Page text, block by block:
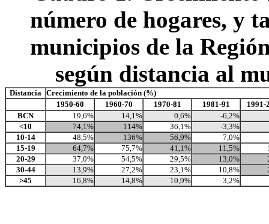
número de hogares, y
municipios de la
según distancia al
Distancia Crecimiento de la población (%)
1950-60
1960-70 1970-81 1981-91
1991-
BCN
19,6% 14,1% 0,6%
-6,2%
<10
74,1% 114% 36,1%
-3,3%
10-14
48,5% 136% 56,9%
7,0%
15-19
64,7% 75,7% 41,1% 11,5%
20-29
37,0% 54,5% 29,5% 13,0%
30-44
13,9% 27,2% 23,1% 10,8%
>45
16,8% 14,8% 10,9% 3,2%